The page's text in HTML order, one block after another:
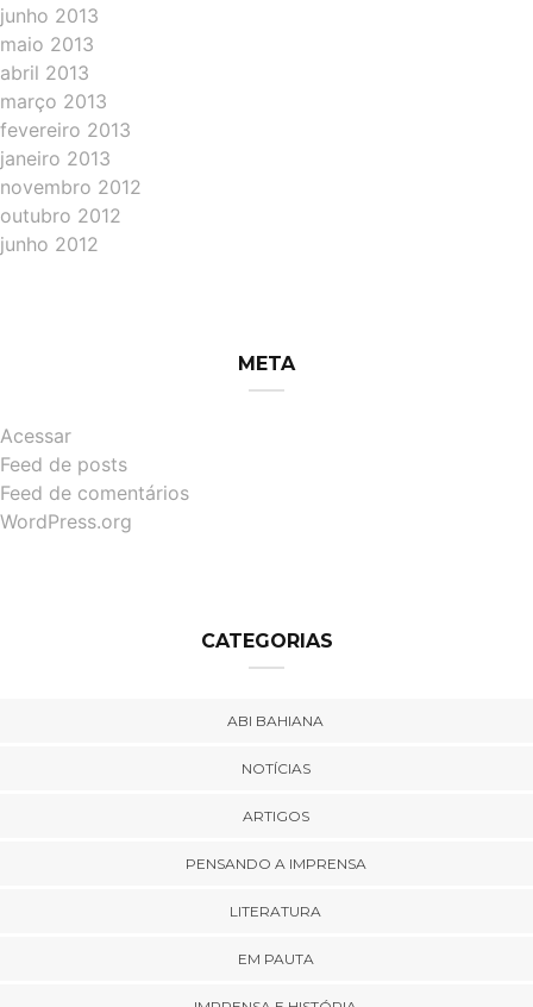
junho 2013
maio 2013
abril 2013
março 2013
fevereiro 2013
janeiro 2013
novembro 2012
outubro 2012
junho 2012
META
Acessar
Feed de posts
Feed de comentários
WordPress.org
CATEGORIAS
ABI BAHIANA
NOTÍCIAS
ARTIGOS
PENSANDO A IMPRENSA
LITERATURA
EM PAUTA